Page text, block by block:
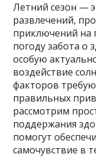
Летний сезон —
развлечений,
приключений на
погоду забота о
особую
воздействие
факторов
правильных
рассмотрим
поддержания
помогут
самочувствие в